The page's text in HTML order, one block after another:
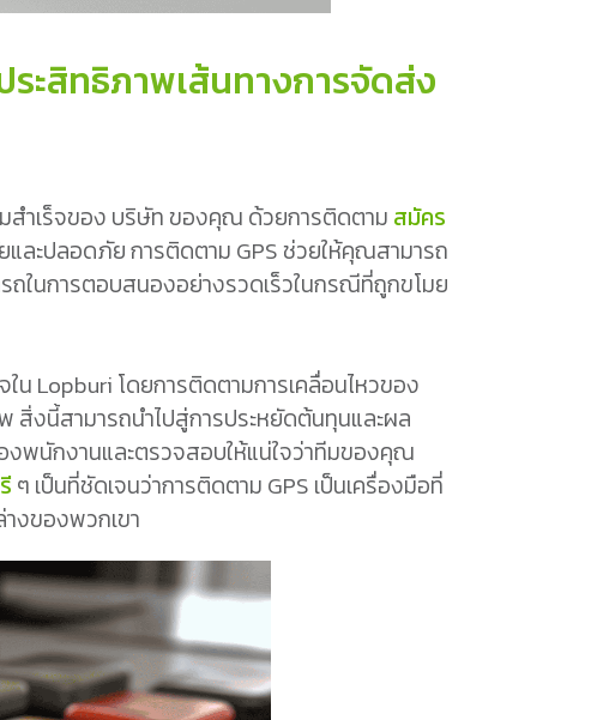
ะสิทธิภาพเส้นทางการจัดส่ง
ำเร็จของ บริษัท ของคุณ ด้วยการติดตาม สมัคร
ละปลอดภัย การติดตาม GPS ช่วยให้คุณสามารถ
ถในการตอบสนองอย่างรวดเร็วในกรณีที่ถูกขโมย
น Lopburi โดยการติดตามการเคลื่อนไหวของ
งนี้สามารถนำไปสู่การประหยัดต้นทุนและผล
พนักงานและตรวจสอบให้แน่ใจว่าทีมของคุณ
ๆ เป็นที่ชัดเจนว่าการติดตาม GPS เป็นเครื่องมือที่
งของพวกเขา